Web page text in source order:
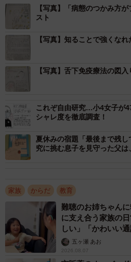
【写真】「病態のつかみ方
スト
【写真】知ることで強くな
【写真】舌下免疫療法の図
これぞ自由研究…小4女子が
シャレ度を徹底調査！
夏休みの宿題「最後まで残
究に挑む息子を見守った父
家族 からだ 教育
難聴のお姉ちゃん
に支え合う家族の
しい」「かわいい通
五ヶ瀬 あお
2026.08.07